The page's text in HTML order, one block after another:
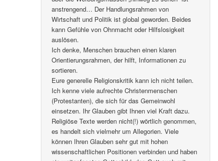
anstrengend… Der Handlungsrahmen von
Wirtschaft und Politik ist global geworden. Beides
kann Gefühle von Ohnmacht oder Hilfslosigkeit
auslösen.
Ich denke, Menschen brauchen einen klaren
Orientierungsrahmen, der hilft, Informationen zu
sortieren.
Eure generelle Religionskritik kann ich nicht teilen.
Ich kenne viele aufrechte Christenmenschen
(Protestanten), die sich für das Gemeinwohl
einsetzen. Ihr Glauben gibt Ihnen viel Kraft dazu.
Religiöse Texte werden nicht(!) wörtlich genommen,
es handelt sich vielmehr um Allegorien. Viele
können Ihren Glauben sehr gut mit hohen
wissenschaftlichen Positionen verbinden und haben